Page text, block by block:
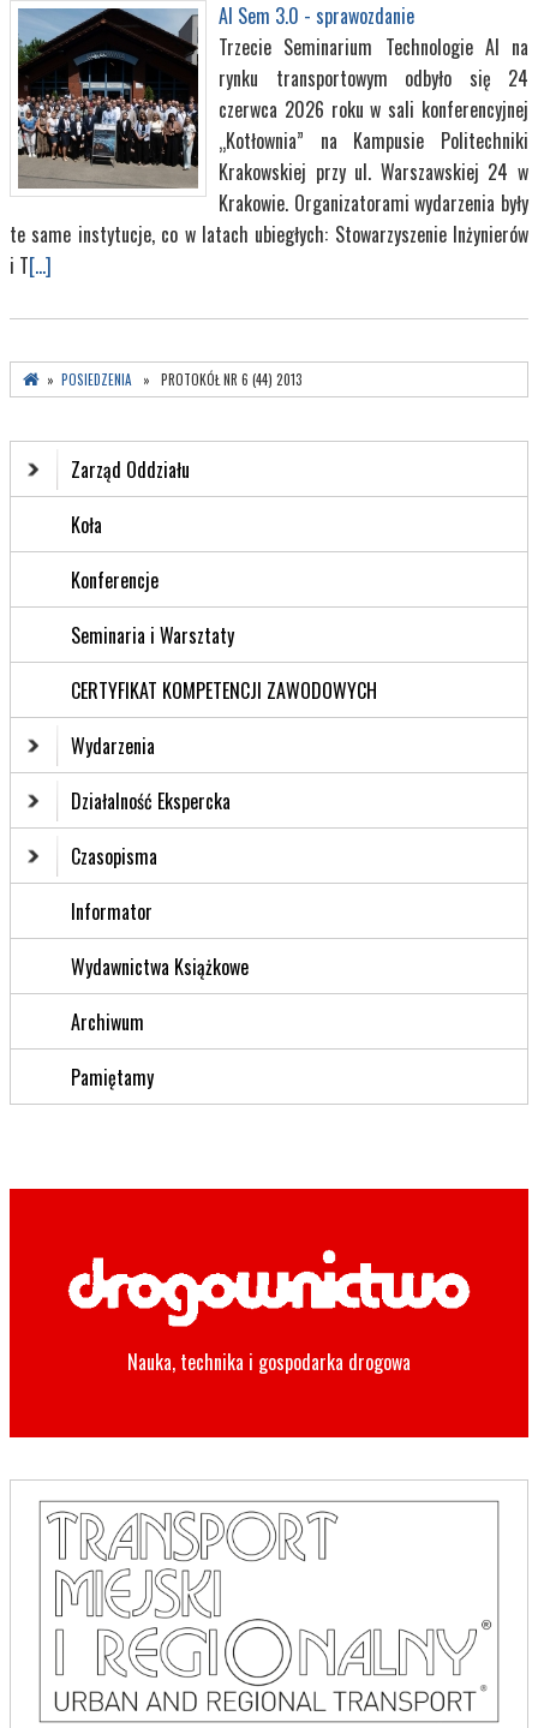
AI Sem 3.0 - sprawozdanie
Trzecie Seminarium Technologie AI na
rynku transportowym odbyło się 24
czerwca 2026 roku w sali konferencyjnej
„Kotłownia” na Kampusie Politechniki
Krakowskiej przy ul. Warszawskiej 24 w
Krakowie. Organizatorami wydarzenia były
te same instytucje, co w latach ubiegłych: Stowarzyszenie Inżynierów
i T[...]
» POSIEDZENIA » PROTOKÓŁ NR 6 (44) 2013
Zarząd Oddziału
Koła
Konferencje
Seminaria i Warsztaty
CERTYFIKAT KOMPETENCJI ZAWODOWYCH
Wydarzenia
Działalność Ekspercka
Czasopisma
Informator
Wydawnictwa Książkowe
Archiwum
Pamiętamy
Nauka, technika i gospodarka drogowa